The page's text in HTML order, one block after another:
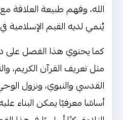
الله، وفهم طبيعة العلاقة
يُنمي لديه القيم الإسلامية
كما يحتوي هذا الفصل على
مثل تعريف القرآن الكريم،
القدسي والنبوي، ونزول
أساسًا معرفيًا يمكن البناء